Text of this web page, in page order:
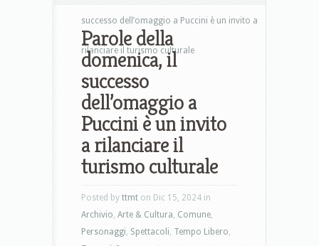
successo dell’omaggio a Puccini è un invito a
rilanciare il turismo culturale
Parole della
domenica, il
successo
dell’omaggio a
Puccini è un invito
a rilanciare il
turismo culturale
Posted by ttmt on Dic 15, 2024 in
Archivio, Arte & Cultura, Comune,
Personaggi, Spettacoli, Tempo Libero,